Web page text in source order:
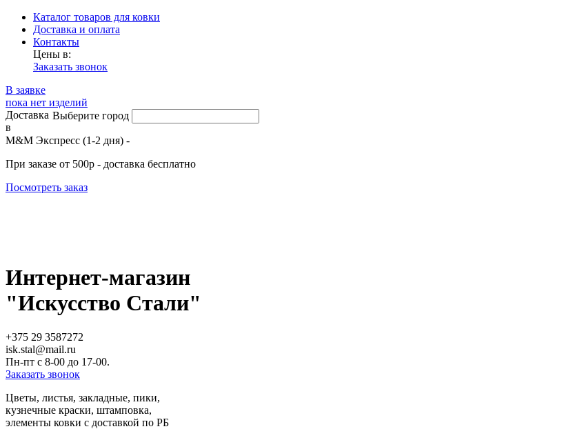
Каталог товаров для ковки
Доставка и оплата
Контакты
Цены в:
Заказать звонок
В заявке
пока нет изделий
Доставка
в
Выберите город
М&М Экспресс (1-2 дня) -
При заказе от 500р - доставка бесплатно
Посмотреть заказ
Интернет-магазин
"Искусство Стали"
+375 29 3587272
isk.stal@mail.ru
Пн-пт c 8-00 до 17-00.
Заказать звонок
Цветы, листья, закладные, пики,
кузнечные краски, штамповка,
элементы ковки с доставкой по РБ